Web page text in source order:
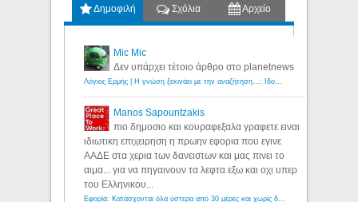
Δημοφιλή Σχόλια Αρχείο
Mic Mic
Δεν υπάρχει τέτοιο άρθρο στο planetnews
Manos Sapountzakis
πιο δημοσιο και κουραφεξαλα γραφετε ειναι
ιδιωτικη επιχειρηση η πρωην εφορια που εγινε
ΑΑΔΕ στα χερια των δανειστων και μας πινει το
αιμα... για να πηγαινουν τα λεφτα εξω και οχι υπερ
του Ελληνικου...